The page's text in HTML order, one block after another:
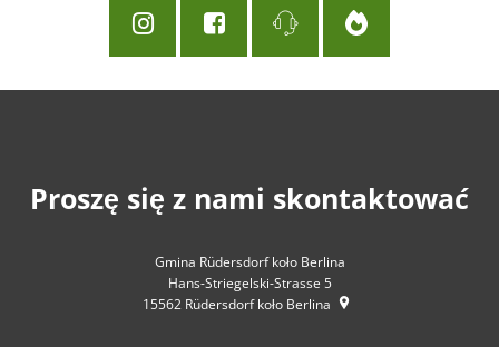
Proszę się z nami skontaktować
Gmina Rüdersdorf koło Berlina
Hans-Striegelski-Strasse 5
15562 Rüdersdorf koło Berlina